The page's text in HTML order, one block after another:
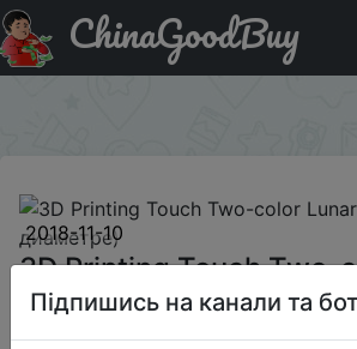
Код на знижку DL1111SA 3D Printing
Lunar Light (10 см. в диаметре)
ChinaGoodBuy
2018-11-10
3D Printing Touch Two-
Light (10 см. в
Підпишись на канали та